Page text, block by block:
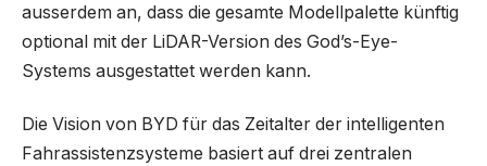
ausserdem an, dass die gesamte Modellpalette künftig
optional mit der LiDAR-Version des God’s-Eye-
Systems ausgestattet werden kann.
Die Vision von BYD für das Zeitalter der intelligenten
Fahrassistenzsysteme basiert auf drei zentralen